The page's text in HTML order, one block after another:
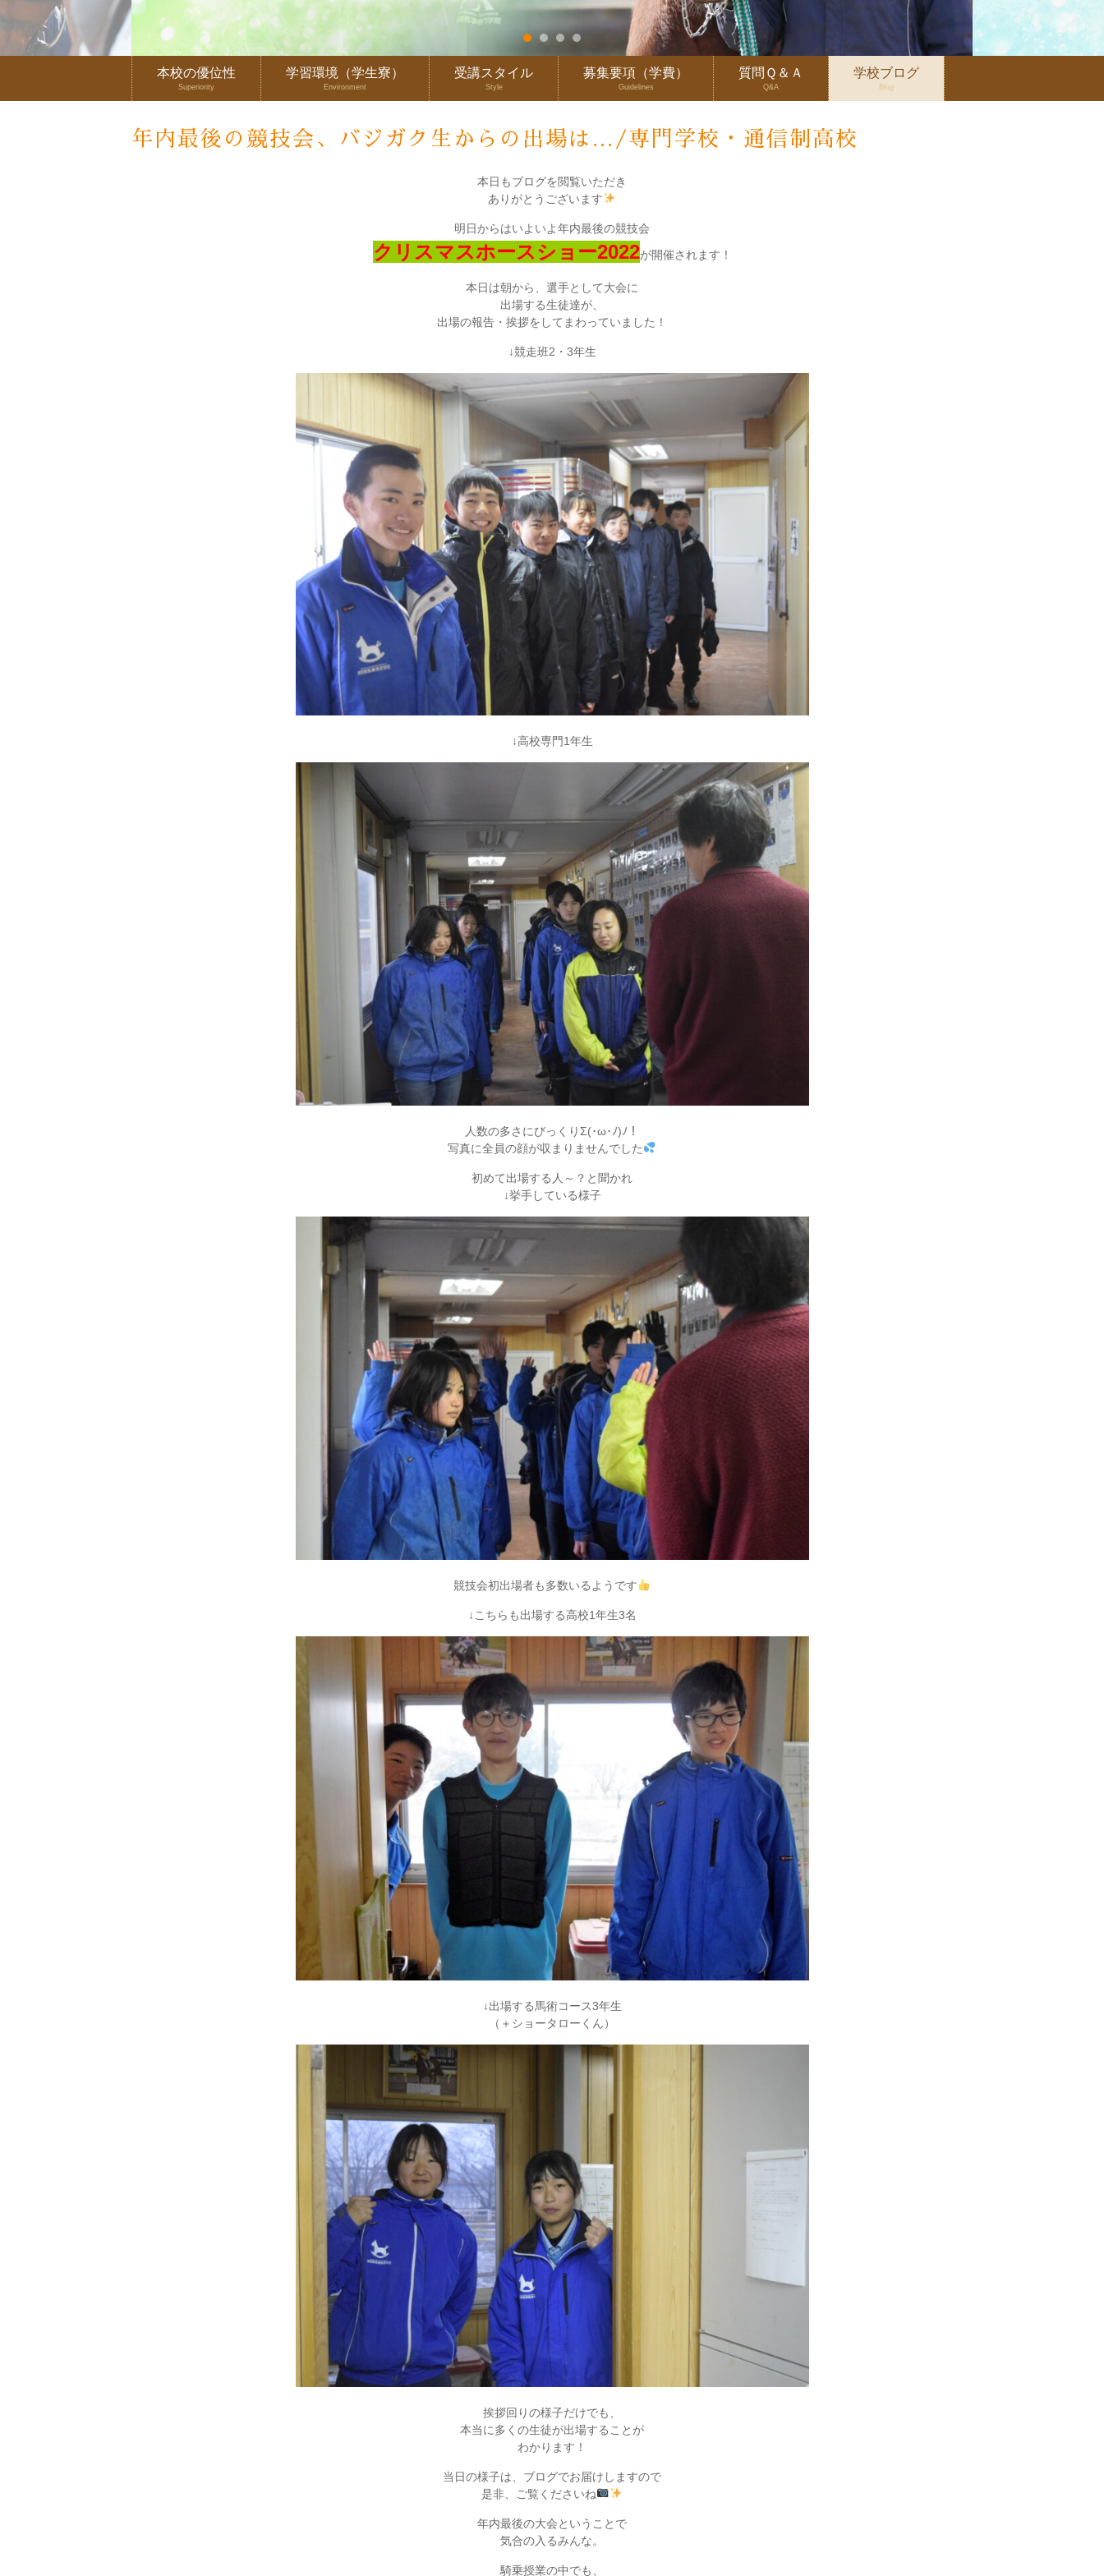
本校の優位性
Superiority
学習環境（学生寮）
Environment
受講スタイル
Style
募集要項（学費）
Guidelines
質問Ｑ＆Ａ
Q&A
学校ブログ
Blog
年内最後の競技会、バジガク生からの出場は…/専門学校・通信制高校
本日もブログを閲覧いただき
ありがとうございます
明日からはいよいよ年内最後の競技会
クリスマスホースショー2022が開催されます！
本日は朝から、選手として大会に
出場する生徒達が、
出場の報告・挨拶をしてまわっていました！
↓競走班2・3年生
↓高校専門1年生
人数の多さにびっくりΣ(･ω･ﾉ)ﾉ！
写真に全員の顔が収まりませんでした
初めて出場する人～？と聞かれ
↓挙手している様子
競技会初出場者も多数いるようです
↓こちらも出場する高校1年生3名
↓出場する馬術コース3年生
（＋ショータローくん）
挨拶回りの様子だけでも、
本当に多くの生徒が出場することが
わかります！
当日の様子は、ブログでお届けしますので
是非、ご覧くださいね
年内最後の大会ということで
気合の入るみんな。
騎乗授業の中でも、